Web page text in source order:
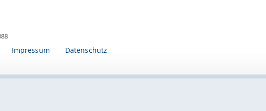
Impressum Datenschutz